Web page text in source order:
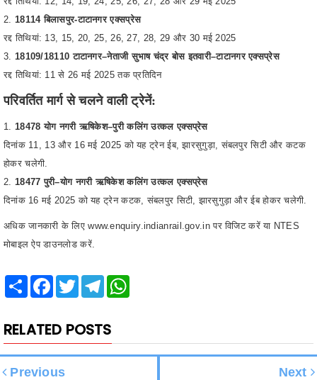
18109/18110 टाटानगर–नेताजी सुभाष चंद्र बोस इतवारी–टाटानगर एक्सप्रेस
रद्द तिथियां: 11 से 26 मई 2025 तक प्रतिदिन
परिवर्तित मार्ग से चलने वाली ट्रेनें:
दिनांक 11, 13 और 16 मई 2025 को यह ट्रेन ईब, झारसुगुड़ा, संबलपुर सिटी और कटक
होकर चलेगी.
18477 पुरी–योग नगरी ऋषिकेश कलिंग उत्कल एक्सप्रेस
दिनांक 16 मई 2025 को यह ट्रेन कटक, संबलपुर सिटी, झारसुगुड़ा और ईब होकर चलेगी.
अधिक जानकारी के लिएwww.enquiry.indianrail.gov.in
मोबाइल ऐप डाउनलोड करें.
ShareFacebook
Twitter
RELATED POSTS
Previous
सुरक्षा,शक्ति,सामर्थ्य तथा उनके